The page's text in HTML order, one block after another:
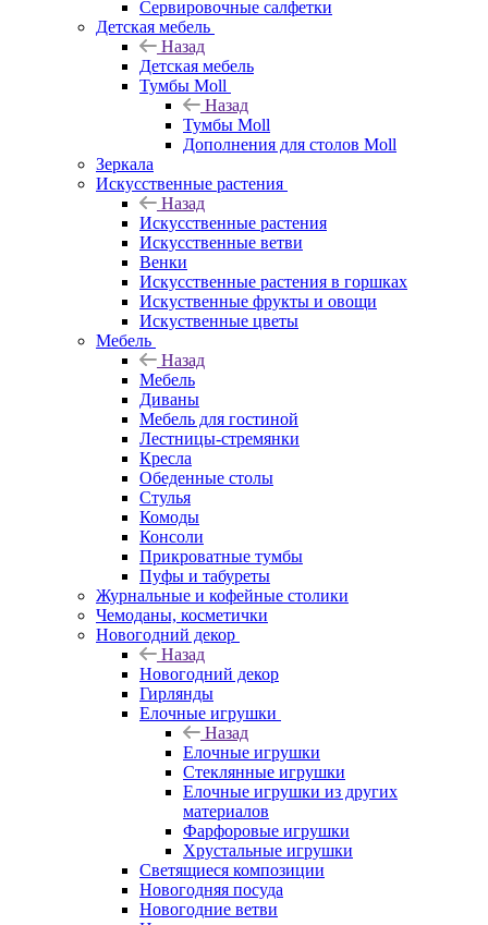
Сервировочные салфетки
Детская мебель
Назад
Детская мебель
Тумбы Moll
Назад
Тумбы Moll
Дополнения для столов Moll
Зеркала
Искусственные растения
Назад
Искусственные растения
Искусственные ветви
Венки
Искусственные растения в горшках
Искуственные фрукты и овощи
Искуственные цветы
Мебель
Назад
Мебель
Диваны
Мебель для гостиной
Лестницы-стремянки
Кресла
Обеденные столы
Стулья
Комоды
Консоли
Прикроватные тумбы
Пуфы и табуреты
Журнальные и кофейные столики
Чемоданы, косметички
Новогодний декор
Назад
Новогодний декор
Гирлянды
Елочные игрушки
Назад
Елочные игрушки
Стеклянные игрушки
Елочные игрушки из других
материалов
Фарфоровые игрушки
Хрустальные игрушки
Светящиеся композиции
Новогодняя посуда
Новогодние ветви